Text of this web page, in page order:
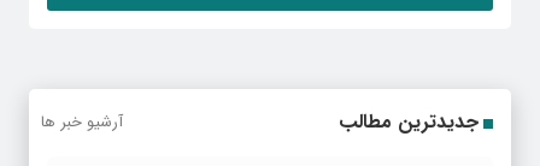
جدیدترین مطالب آرشیو خبر ها